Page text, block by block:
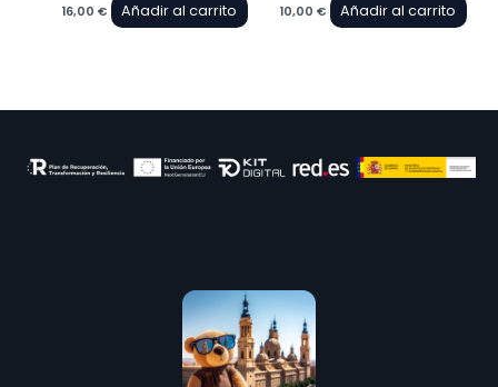
16,00 € Añadir al carrito 10,00 € Añadir al carrito